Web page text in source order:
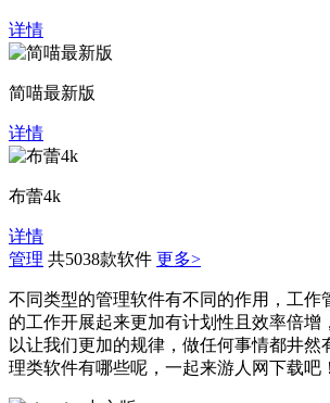
详情
简喵最新版
详情
布蕾4k
详情
管理 共5038款软件 更多>
不同类型的管理软件有不同的作用，工作
的工作开展起来更加有计划性且效率倍增
以让我们更加的规律，做任何事情都井然
理类软件有哪些呢，一起来游人网下载吧